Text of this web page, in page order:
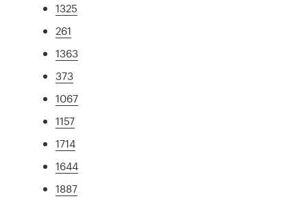
1325
261
1363
373
1067
1157
1714
1644
1887